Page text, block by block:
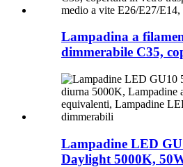
Lampadina a
dimmerabile C35,
Lampadine LED
Daylight 5000K,